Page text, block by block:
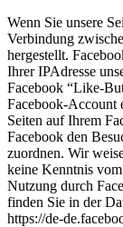
Wenn Sie unsere
Verbindung
hergestellt.
Ihrer IPAdresse
Facebook “Like-
Facebook-Account
Seiten auf Ihrem
Facebook den
zuordnen. Wir
keine Kenntnis
Nutzung durch
finden Sie in der
https://de-